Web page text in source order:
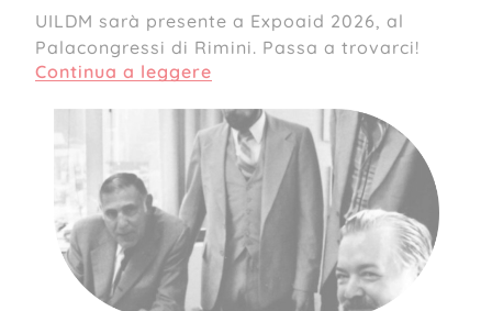
UILDM sarà presente a Expoaid 2026, al
Palacongressi di Rimini. Passa a trovarci!
Continua a leggere